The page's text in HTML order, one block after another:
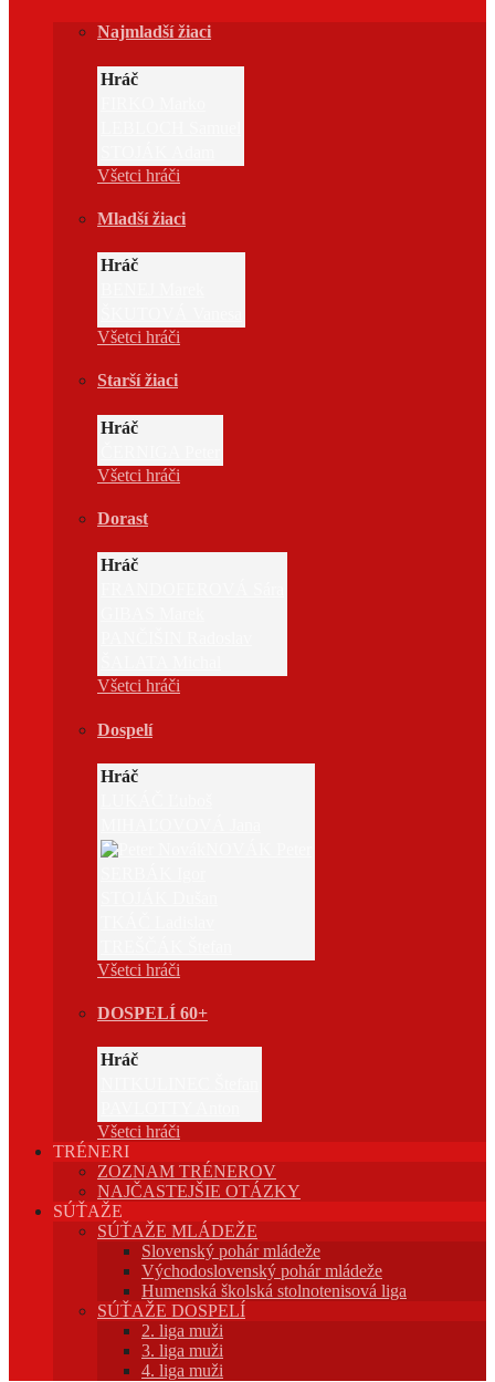
Najmladší žiaci
Hráč
Všetci hráči
Mladší žiaci
Hráč
Všetci hráči
Starší žiaci
Hráč
Všetci hráči
Dorast
Hráč
Všetci hráči
Dospelí
Hráč
Všetci hráči
DOSPELÍ 60+
Hráč
Všetci hráči
TRÉNERI
ZOZNAM TRÉNEROV
NAJČASTEJŠIE OTÁZKY
SÚŤAŽE
SÚŤAŽE MLÁDEŽE
Slovenský pohár mládeže
Východoslovenský pohár mládeže
Humenská školská stolnotenisová liga
SÚŤAŽE DOSPELÍ
2. liga muži
3. liga muži
4. liga muži